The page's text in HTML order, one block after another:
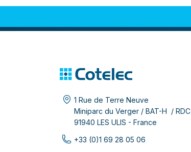
1 Rue de Terre Neuve
Miniparc du Verger / BAT-H / RDC
91940 LES ULIS - France
+33 (0)1 69 28 05 06